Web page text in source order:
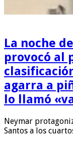
La noche
provocó al
agarra a
lo llamó
Neymar
Santos a los